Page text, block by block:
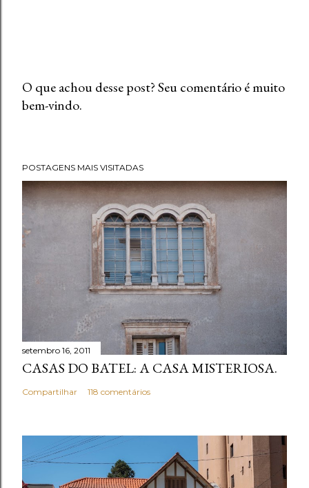
P
a
r
u
m
c
t
á
r
i
O que achou desse post? Seu comentário é muito
bem-vindo.
POSTAGENS MAIS VISITADAS
setembro 16, 2011
CASAS DO BATEL: A CASA MISTERIOSA.
Compartilhar 118 comentários